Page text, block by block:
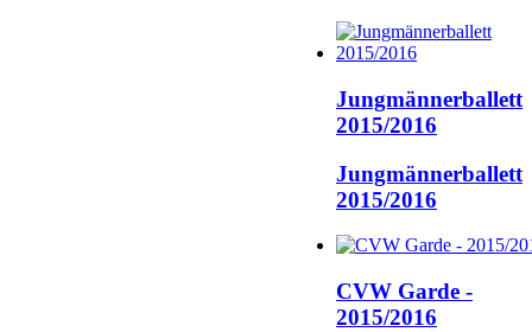
Jungmännerballett
2015/2016
Jungmännerballett
2015/2016
CVW Garde -
2015/2016